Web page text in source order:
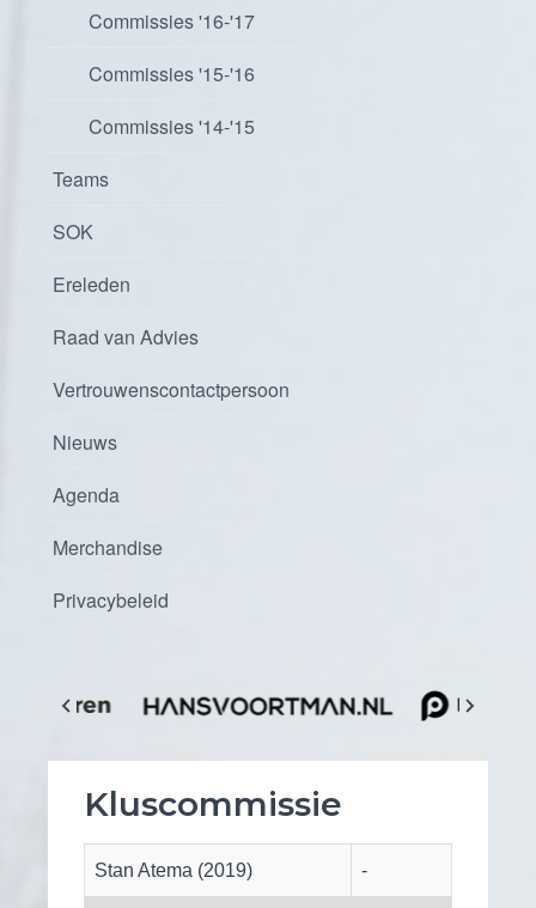
Commissies '16-'17
Commissies '15-'16
Commissies '14-'15
Teams
SOK
Ereleden
Raad van Advies
Vertrouwenscontactpersoon
Nieuws
Agenda
Merchandise
Privacybeleid
Kluscommissie
Stan Atema (2019) -